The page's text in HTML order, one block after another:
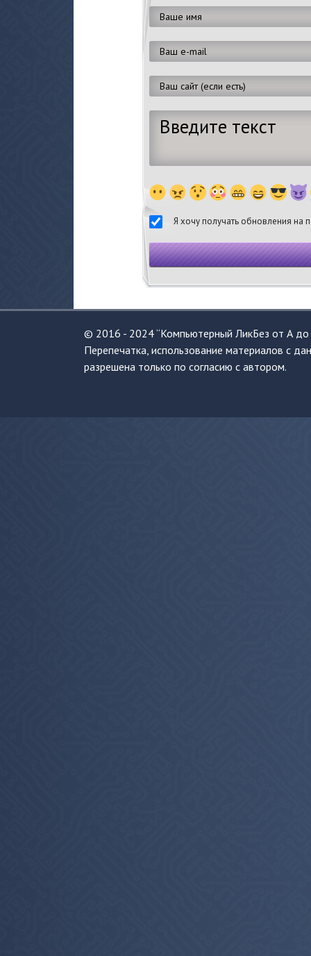
Я хочу получать обновления на
© 2016 - 2024 “Компьютерный ЛикБез от А до
Перепечатка, использование материалов с
разрешена только по согласию с автором.